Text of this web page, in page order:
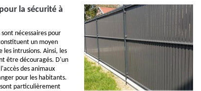
la sécurité à
nécessaires pour
un moyen
les intrusions. Ainsi, les
être découragés. D'un
des animaux
pour les habitants.
sont particulièrement